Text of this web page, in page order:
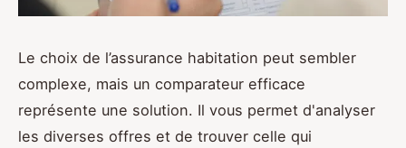
Le choix de l’assurance habitation peut sembler
complexe, mais un comparateur efficace
représente une solution. Il vous permet d'analyser
les diverses offres et de trouver celle qui